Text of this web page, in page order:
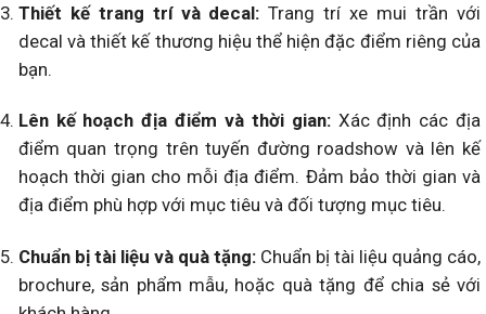
Thiết kế trang trí và decal: Trang trí xe mui trần với
decal và thiết kế thương hiệu thể hiện đặc điểm riêng của
bạn.
Lên kế hoạch địa điểm và thời gian:Xác định các địa
điểm quan trọng trên tuyến đường roadshow và lên kế
hoạch thời gian cho mỗi địa điểm. Đảm bảo thời gian và
địa điểm phù hợp với mục tiêu và đối tượng mục tiêu.
Chuẩn bị tài liệu và quà tặng:Chuẩn bị tài liệu quảng cáo,
brochure, sản phẩm mẫu, hoặc quà tặng để chia sẻ với